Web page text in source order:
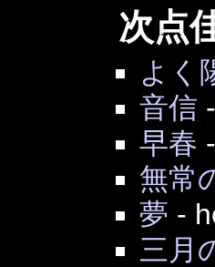
次点
よく
音信 -
早春 -
無常
夢 -
三月